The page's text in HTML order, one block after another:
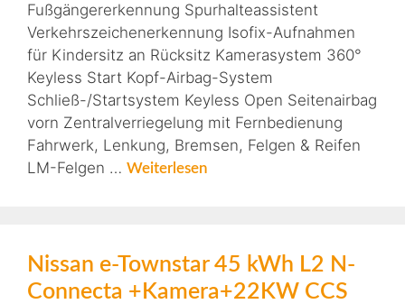
Fußgängererkennung Spurhalteassistent
Verkehrszeichenerkennung Isofix-Aufnahmen
für Kindersitz an Rücksitz Kamerasystem 360°
Keyless Start Kopf-Airbag-System
Schließ-/Startsystem Keyless Open Seitenairbag
vorn Zentralverriegelung mit Fernbedienung
Fahrwerk, Lenkung, Bremsen, Felgen & Reifen
LM-Felgen … Weiterlesen
Nissan e-Townstar 45 kWh L2 N-
Connecta +Kamera+22KW CCS